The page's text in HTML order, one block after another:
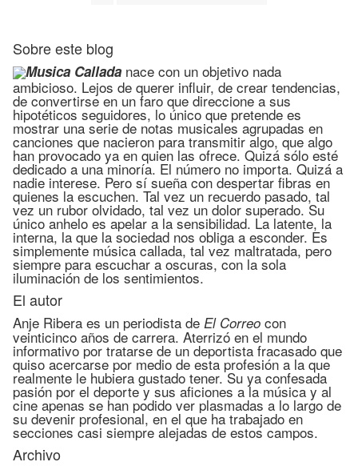
Sobre este blog
Musica Callada nace con un objetivo nada
ambicioso. Lejos de querer influir, de crear tendencias,
de convertirse en un faro que direccione a sus
hipotéticos seguidores, lo único que pretende es
mostrar una serie de notas musicales agrupadas en
canciones que nacieron para transmitir algo, que algo
han provocado ya en quien las ofrece. Quizá sólo esté
dedicado a una minoría. El número no importa. Quizá a
nadie interese. Pero sí sueña con despertar fibras en
quienes la escuchen. Tal vez un recuerdo pasado, tal
vez un rubor olvidado, tal vez un dolor superado. Su
único anhelo es apelar a la sensibilidad. La latente, la
interna, la que la sociedad nos obliga a esconder. Es
simplemente música callada, tal vez maltratada, pero
siempre para escuchar a oscuras, con la sola
iluminación de los sentimientos.
El autor
Anje Ribera es un periodista de El Correo con
veinticinco años de carrera. Aterrizó en el mundo
informativo por tratarse de un deportista fracasado que
quiso acercarse por medio de esta profesión a la que
realmente le hubiera gustado tener. Su ya confesada
pasión por el deporte y sus aficiones a la música y al
cine apenas se han podido ver plasmadas a lo largo de
su devenir profesional, en el que ha trabajado en
secciones casi siempre alejadas de estos campos.
Archivo